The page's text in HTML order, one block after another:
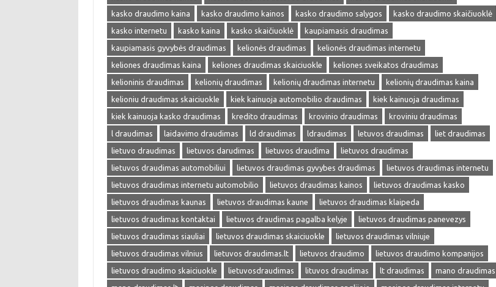
kasko draudimo kaina
kasko draudimo kainos kasko draudimo salygos
kasko draudimo skaičiuoklė
kasko internetu
kasko kaina kasko skaičiuoklė
kaupiamasis draudimas
kaupiamasis gyvybės draudimas
kelionės draudimas
kelionės draudimas internetu
keliones draudimas kaina
keliones draudimas skaiciuokle
keliones sveikatos draudimas
kelioninis draudimas
kelionių draudimas kelionių draudimas internetu
kelionių draudimas kaina
kelioniu draudimas skaiciuokle
kiek kainuoja automobilio draudimas
kiek kainuoja draudimas
kiek kainuoja kasko draudimas
kredito draudimas krovinio draudimas
kroviniu draudimas
l draudimas
laidavimo draudimas ld draudimas ldraudimas letuvos draudimas
liet draudimas
lietuvo draudimas
lietuvos darudimas lietuvos draudima
lietuvos draudimas
lietuvos draudimas automobiliui
lietuvos draudimas gyvybes draudimas
lietuvos draudimas internetu
lietuvos draudimas internetu automobilio
lietuvos draudimas kainos
lietuvos draudimas kasko
lietuvos draudimas kaunas
lietuvos draudimas kaune
lietuvos draudimas klaipeda
lietuvos draudimas kontaktai
lietuvos draudimas pagalba kelyje
lietuvos draudimas panevezys
lietuvos draudimas siauliai
lietuvos draudimas skaiciuokle
lietuvos draudimas vilniuje
lietuvos draudimas vilnius
lietuvos draudimas.lt lietuvos draudimo
lietuvos draudimo kompanijos
lietuvos draudimo skaiciuokle
lietuvosdraudimas lituvos draudimas lt draudimas
mano draudimas